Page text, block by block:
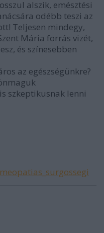
alszik, emésztési
odébb teszi az
Teljesen mindegy,
Mária forrás vizét,
és színesebben
az egészségünkre?
szkeptikusnak lenni